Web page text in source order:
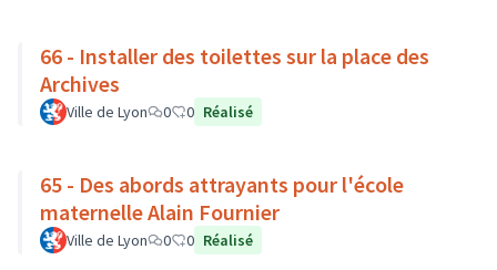
66 - Installer des toilettes sur la place des
Archives
Ville de Lyon 0 0 Réalisé
65 - Des abords attrayants pour l'école
maternelle Alain Fournier
Ville de Lyon 0 0 Réalisé